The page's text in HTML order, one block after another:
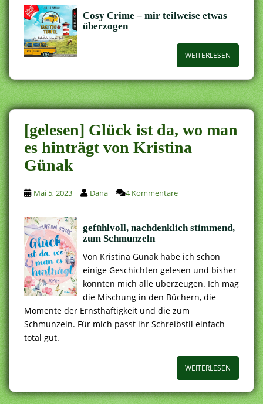
Cosy Crime – mir teilweise etwas
überzogen
WEITERLESEN
[gelesen] Glück ist da, wo man
es hinträgt von Kristina
Günak
Mai 5, 2023 Dana 4 Kommentare
gefühlvoll, nachdenklich stimmend,
zum Schmunzeln
Von Kristina Günak habe ich schon
einige Geschichten gelesen und bisher
konnten mich alle überzeugen. Ich mag
die Mischung in den Büchern, die
Momente der Ernsthaftigkeit und die zum
Schmunzeln. Für mich passt ihr Schreibstil einfach
total gut.
WEITERLESEN